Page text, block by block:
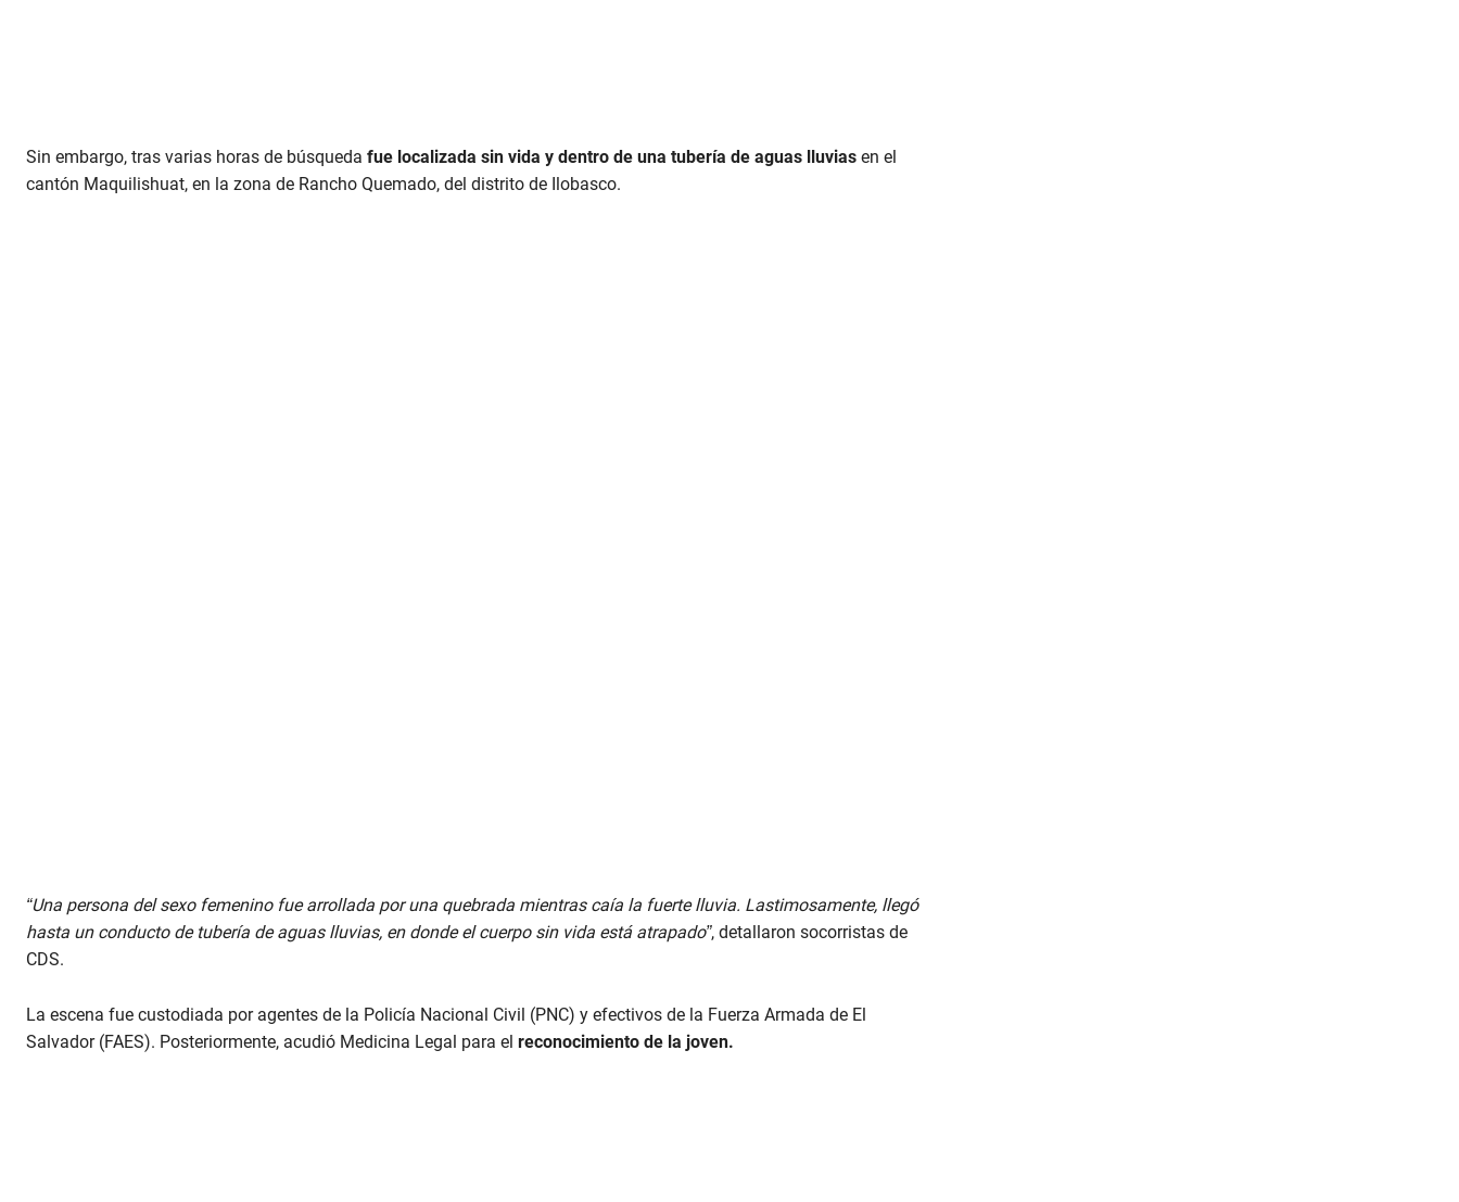
Sin embargo, tras varias horas de búsqueda fue localizada sin vida y dentro de una tubería de aguas lluvias en el
cantón Maquilishuat, en la zona de Rancho Quemado, del distrito de Ilobasco.
“Una persona del sexo femenino fue arrollada por una quebrada mientras caía la fuerte lluvia. Lastimosamente, llegó
hasta un conducto de tubería de aguas lluvias, en donde el cuerpo sin vida está atrapado”, detallaron socorristas de
CDS.
La escena fue custodiada por agentes de la Policía Nacional Civil (PNC) y efectivos de la Fuerza Armada de El
Salvador (FAES). Posteriormente, acudió Medicina Legal para el reconocimiento de la joven.